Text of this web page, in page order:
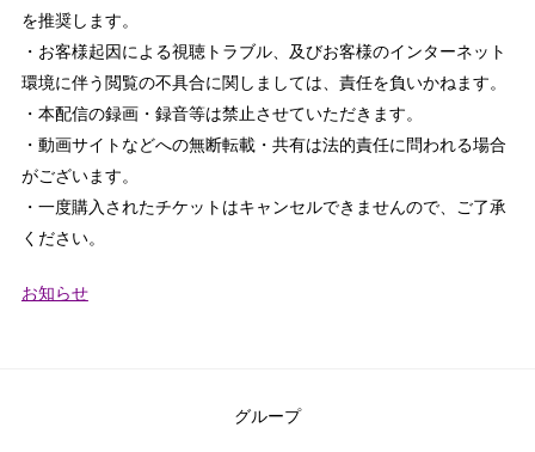
を推奨します。
・お客様起因による視聴トラブル、及びお客様のインターネット
環境に伴う閲覧の不具合に関しましては、責任を負いかねます。
・本配信の録画・録音等は禁止させていただきます。
・動画サイトなどへの無断転載・共有は法的責任に問われる場合
がございます。
・一度購入されたチケットはキャンセルできませんので、ご了承
ください。
カ
お知らせ
グループ